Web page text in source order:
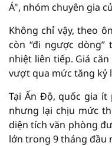
Á", nhóm chuyên gia
Không chỉ vậy, theo
còn “đi ngược
nhiệt liên tiếp. Giá
vượt qua mức tăng kỷ
Tại Ấn Độ, quốc gia
nhưng lại chịu mức
diện tích văn phòng
lớn trong 9 tháng đầu